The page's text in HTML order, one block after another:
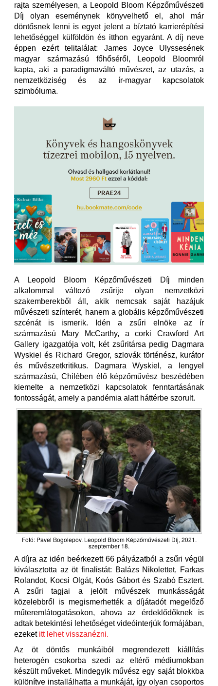
rajta személyesen, a Leopold Bloom Képzőművészeti
Díj olyan eseménynek könyvelhető el, ahol már
döntősnek lenni is egyet jelent a bíztató karrierépítési
lehetőséggel külföldön és itthon egyaránt. A díj neve
éppen ezért telitalálat: James Joyce Ulyssesének
magyar származású főhőséről, Leopold Bloomról
kapta, aki a paradigmaváltó művészet, az utazás, a
nemzetköziség és az ír-magyar kapcsolatok
szimbóluma.
A Leopold Bloom Képzőművészeti Díj minden
alkalommal változó zsűrije olyan nemzetközi
szakemberekből áll, akik nemcsak saját hazájuk
művészeti színterét, hanem a globális képzőművészeti
szcénát is ismerik. Idén a zsűri elnöke az ír
származású Mary McCarthy, a corki Crawford Art
Gallery igazgatója volt, két zsűritársa pedig Dagmara
Wyskiel és Richard Gregor, szlovák történész, kurátor
és művészetkritikus. Dagmara Wyskiel, a lengyel
származású, Chilében élő képzőművész beszédében
kiemelte a nemzetközi kapcsolatok fenntartásának
fontosságát, amely a pandémia alatt háttérbe szorult.
Fotó: Pavel Bogolepov. Leopold Bloom Képzőművészeti Díj, 2021.
szeptember 18.
A díjra az idén beérkezett 66 pályázatból a zsűri végül
kiválasztotta az öt finalistát: Balázs Nikolettet, Farkas
Rolandot, Kocsi Olgát, Koós Gábort és Szabó Esztert.
A zsűri tagjai a jelölt művészek munkásságát
közelebbről is megismerhették a díjátadót megelőző
műteremlátogatásokon, ahova az érdeklődőknek is
adtak betekintési lehetőséget videóinterjúk formájában,
ezeketitt lehet visszanézni.
Az öt döntős munkáiból megrendezett kiállítás
heterogén csokorba szedi az eltérő médiumokban
készült műveket. Mindegyik művész egy saját blokkba
különítve installálhatta a munkáját, így olyan csoportos